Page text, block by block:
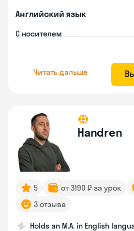
Английский язык
С носителем
Читать дальше
Handren
5 от 3190 ₽ за урок
3 отзыва
Holds an M.A. in English